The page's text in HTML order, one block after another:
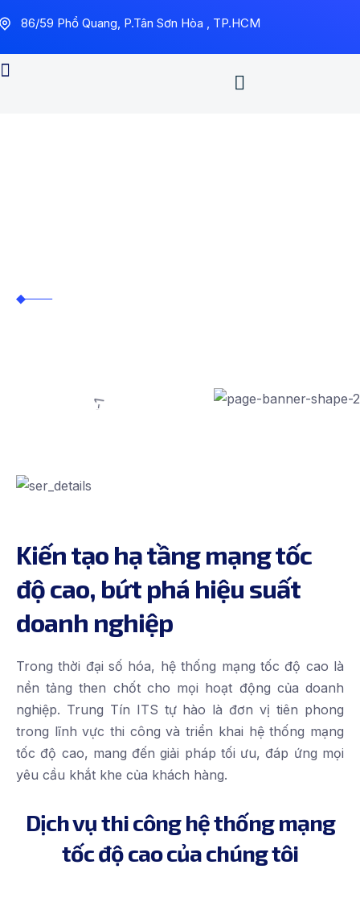
86/59 Phổ Quang, P.Tân Sơn Hòa , TP.HCM
Kiến tạo hạ tầng mạng tốc
độ cao, bứt phá hiệu suất
doanh nghiệp
Trong thời đại số hóa, hệ thống mạng tốc độ cao là
nền tảng then chốt cho mọi hoạt động của doanh
nghiệp. Trung Tín ITS tự hào là đơn vị tiên phong
trong lĩnh vực thi công và triển khai hệ thống mạng
tốc độ cao, mang đến giải pháp tối ưu, đáp ứng mọi
yêu cầu khắt khe của khách hàng.
Dịch vụ thi công hệ thống mạng
tốc độ cao của chúng tôi